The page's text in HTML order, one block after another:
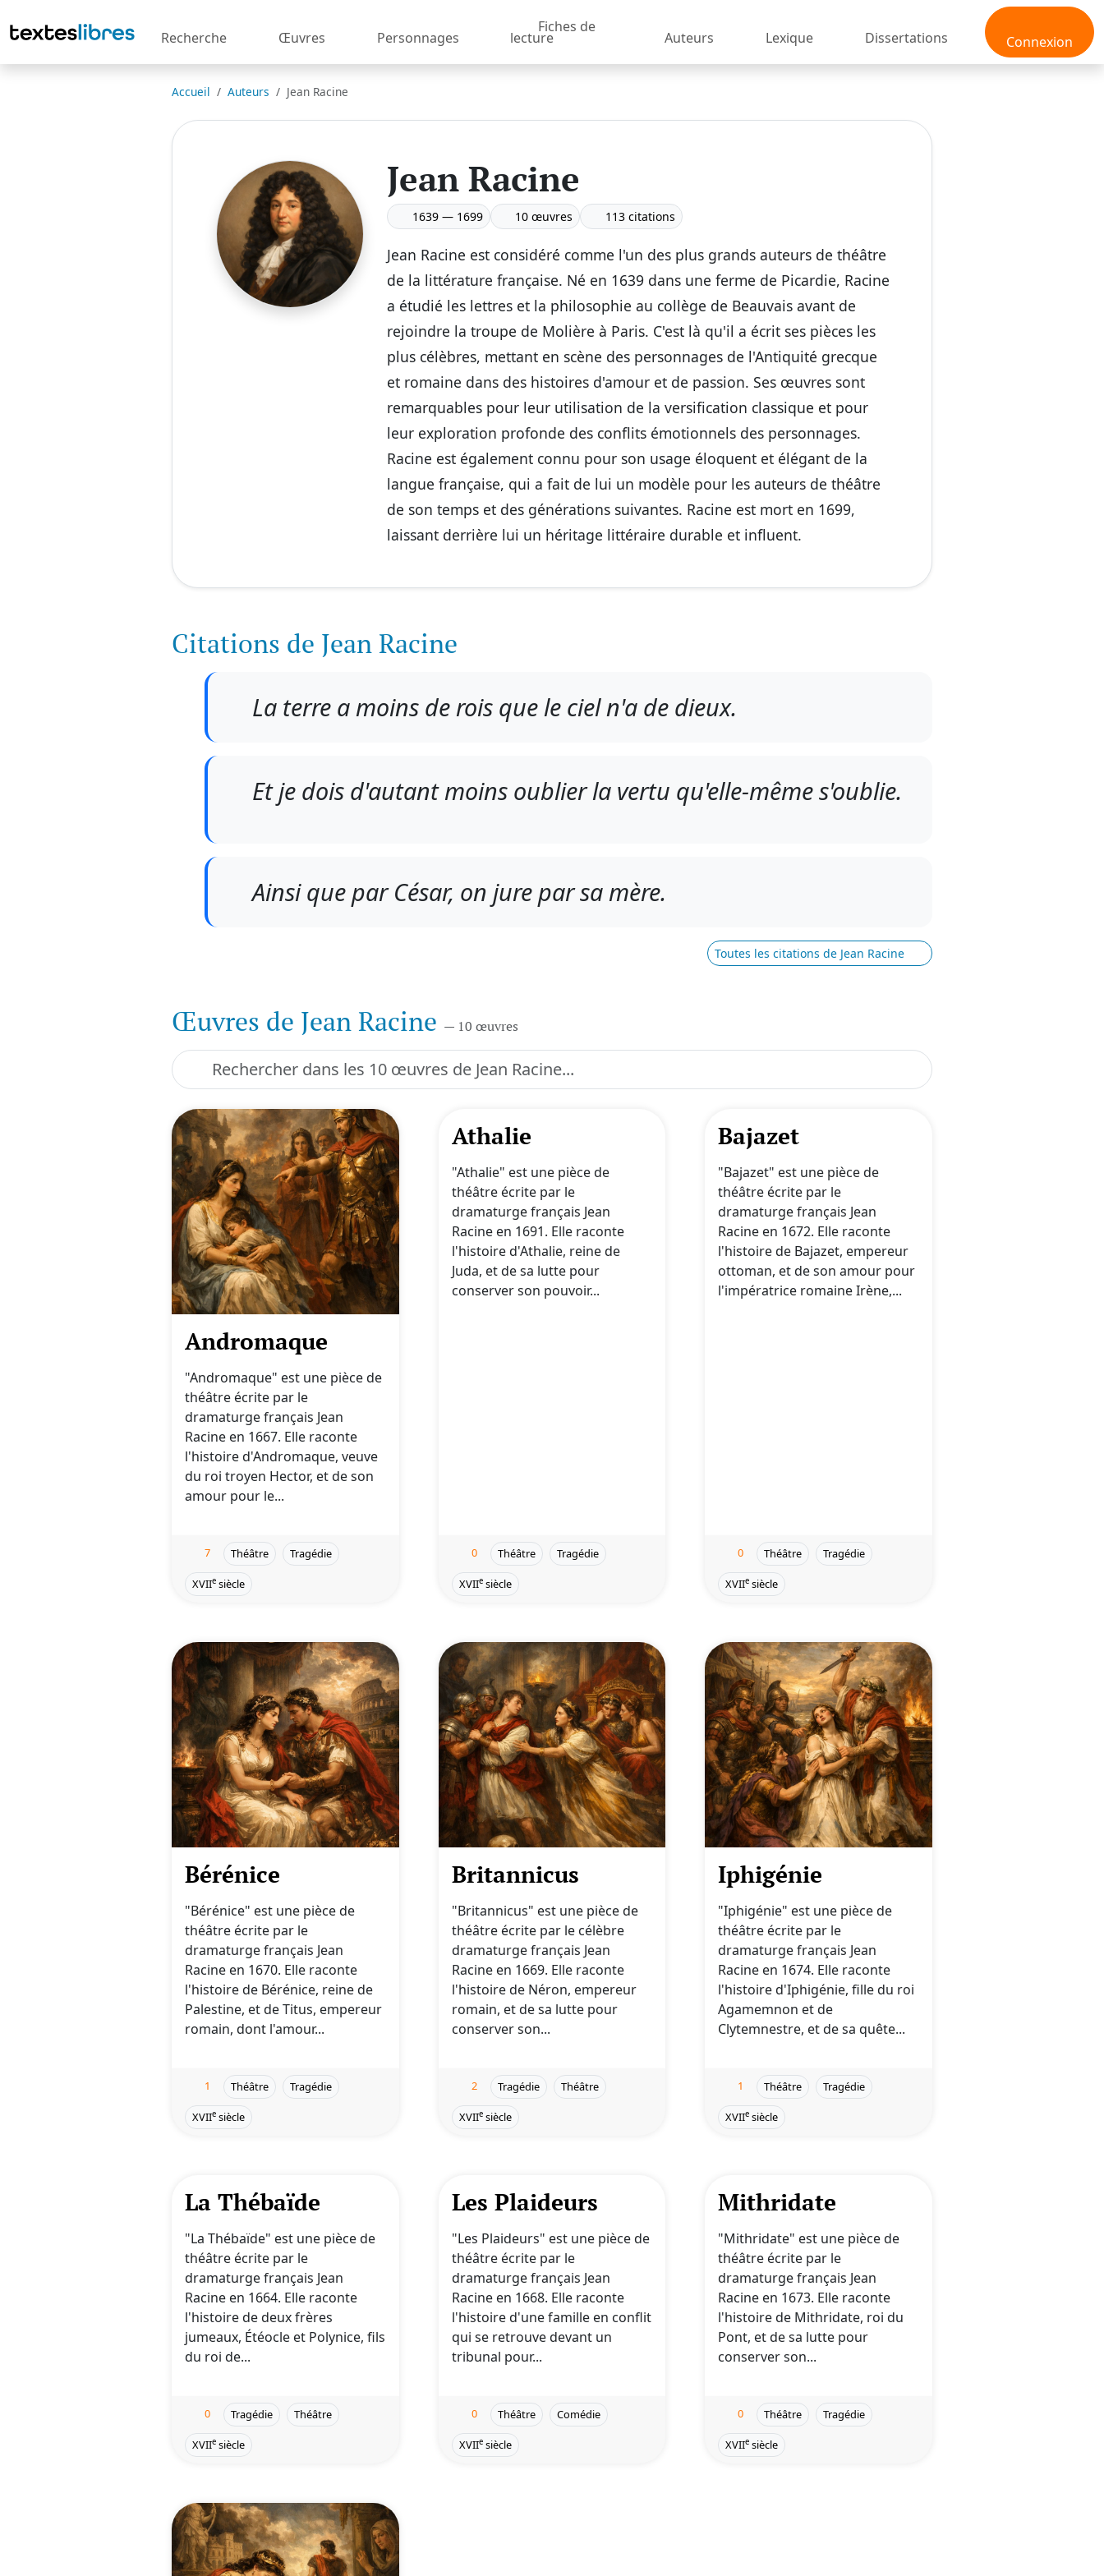
Connexion
Recherche Œuvres Personnages
Fiches de
lecture Auteurs Lexique Dissertations
Accueil Auteurs Jean Racine
Jean Racine
1639 — 1699 10 œuvres 113 citations
Jean Racine est considéré comme l'un des plus grands auteurs de théâtre
de la littérature française. Né en 1639 dans une ferme de Picardie, Racine
a étudié les lettres et la philosophie au collège de Beauvais avant de
rejoindre la troupe de Molière à Paris. C'est là qu'il a écrit ses pièces les
plus célèbres, mettant en scène des personnages de l'Antiquité grecque
et romaine dans des histoires d'amour et de passion. Ses œuvres sont
remarquables pour leur utilisation de la versification classique et pour
leur exploration profonde des conflits émotionnels des personnages.
Racine est également connu pour son usage éloquent et élégant de la
langue française, qui a fait de lui un modèle pour les auteurs de théâtre
de son temps et des générations suivantes. Racine est mort en 1699,
laissant derrière lui un héritage littéraire durable et influent.
Citations de Jean Racine
La terre a moins de rois que le ciel n'a de dieux.
Et je dois d'autant moins oublier la vertu qu'elle-même s'oublie.
Ainsi que par César, on jure par sa mère.
Toutes les citations de Jean Racine
Œuvres de Jean Racine — 10 œuvres
Andromaque
"Andromaque" est une pièce de
théâtre écrite par le
dramaturge français Jean
Racine en 1667. Elle raconte
l'histoire d'Andromaque, veuve
du roi troyen Hector, et de son
amour pour le...
7 Théâtre Tragédie
XVIIe siècle
Athalie
"Athalie" est une pièce de
théâtre écrite par le
dramaturge français Jean
Racine en 1691. Elle raconte
l'histoire d'Athalie, reine de
Juda, et de sa lutte pour
conserver son pouvoir...
0 Théâtre Tragédie
XVIIesiècle
Bajazet
"Bajazet" est une pièce de
théâtre écrite par le
dramaturge français Jean
Racine en 1672. Elle raconte
l'histoire de Bajazet, empereur
ottoman, et de son amour pour
l'impératrice romaine Irène,...
0 Théâtre Tragédie
XVIIe siècle
Bérénice
"Bérénice" est une pièce de
théâtre écrite par le
dramaturge français Jean
Racine en 1670. Elle raconte
l'histoire de Bérénice, reine de
Palestine, et de Titus, empereur
romain, dont l'amour...
1 Théâtre Tragédie
XVIIe siècle
Britannicus
"Britannicus" est une pièce de
théâtre écrite par le célèbre
dramaturge français Jean
Racine en 1669. Elle raconte
l'histoire de Néron, empereur
romain, et de sa lutte pour
conserver son...
2 Tragédie Théâtre
XVIIesiècle
Iphigénie
"Iphigénie" est une pièce de
théâtre écrite par le
dramaturge français Jean
Racine en 1674. Elle raconte
l'histoire d'Iphigénie, fille du roi
Agamemnon et de
Clytemnestre, et de sa quête...
1 Théâtre Tragédie
XVIIe siècle
La Thébaïde
"La Thébaïde" est une pièce de
théâtre écrite par le
dramaturge français Jean
Racine en 1664. Elle raconte
l'histoire de deux frères
jumeaux, Étéocle et Polynice, fils
du roi de...
0 Tragédie Théâtre
XVIIe siècle
Les Plaideurs
"Les Plaideurs" est une pièce de
théâtre écrite par le
dramaturge français Jean
Racine en 1668. Elle raconte
l'histoire d'une famille en conflit
qui se retrouve devant un
tribunal pour...
0 Théâtre Comédie
XVIIesiècle
Mithridate
"Mithridate" est une pièce de
théâtre écrite par le
dramaturge français Jean
Racine en 1673. Elle raconte
l'histoire de Mithridate, roi du
Pont, et de sa lutte pour
conserver son...
0 Théâtre Tragédie
XVIIe siècle